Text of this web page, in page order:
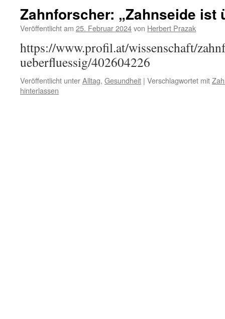
Zahnforscher: „Zahnseide ist
Veröffentlicht am 25. Februar 2024von Herbert Prazak
https://www.profil.at/wissenschaft/
ueberfluessig/402604226
Veröffentlicht unterAlltag, Gesundheit | Verschlagwortet mit
hinterlassen